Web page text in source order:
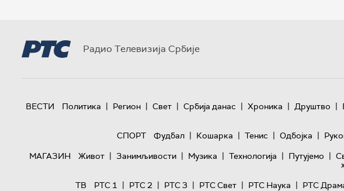
Радио Телевизија Србије
ВЕСТИ Политика | Регион | Свет | Србија данас | Хроника | Друштво |
СПОРТ
Фудбал | Кошарка | Тенис | Одбојка |
МАГАЗИН
Живот | Занимљивости | Музика | Технологијa | Путујемо |
ТВ
РТС 1 | РТС 2 | РТС 3 | РТС Свет | РТС Наука | РТС